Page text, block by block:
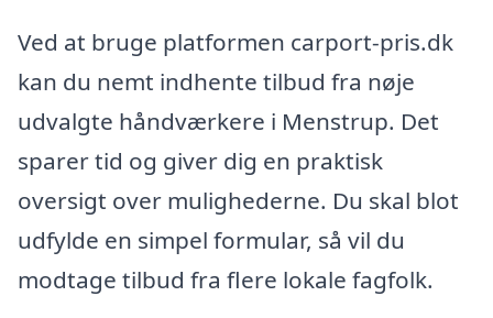
Ved at bruge platformen carport-pris.dk
kan du nemt indhente tilbud fra nøje
udvalgte håndværkere i Menstrup. Det
sparer tid og giver dig en praktisk
oversigt over mulighederne. Du skal blot
udfylde en simpel formular, så vil du
modtage tilbud fra flere lokale fagfolk.